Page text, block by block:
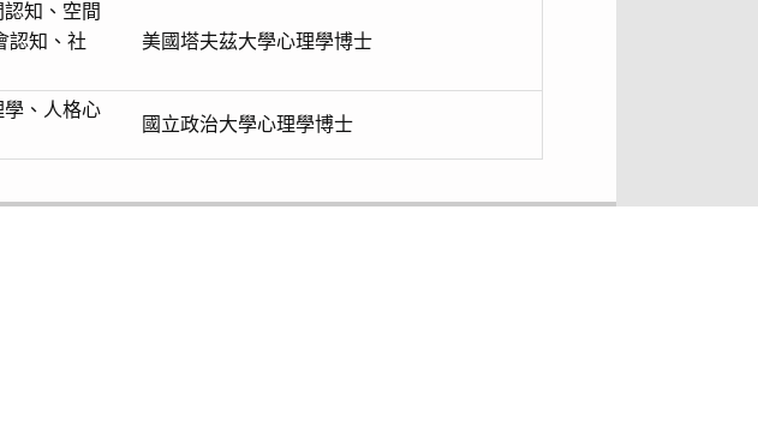
知、 空間
認知、社
美國塔夫茲大學心理學博士
學、人格心
國立政治大學心理學博士